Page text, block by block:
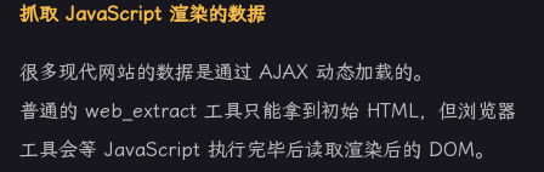
抓取 JavaScript 渲染的数据
很多现代网站的数据是通过 AJAX 动态加载的。
普通的 web_extract 工具只能拿到初始 HTML，但浏览器
工具会等 JavaScript 执行完毕后读取渲染后的 DOM。